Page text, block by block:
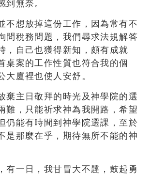
到無奈。
不想放掉這份工作，因為常有不
問稅務問題，我們尋求法規解答
，自己也獲得新知，頗有成就
桌案的工作性質也符合我的個
大廈裡也使人安舒。
棄主日敬拜的時光及神學院的選
難，只能祈求神為我開路，希望
仍能有時間到神學院選課，至於
是那麼在乎，期待無所不能的神
有一日，我甘冒大不韙，鼓起勇